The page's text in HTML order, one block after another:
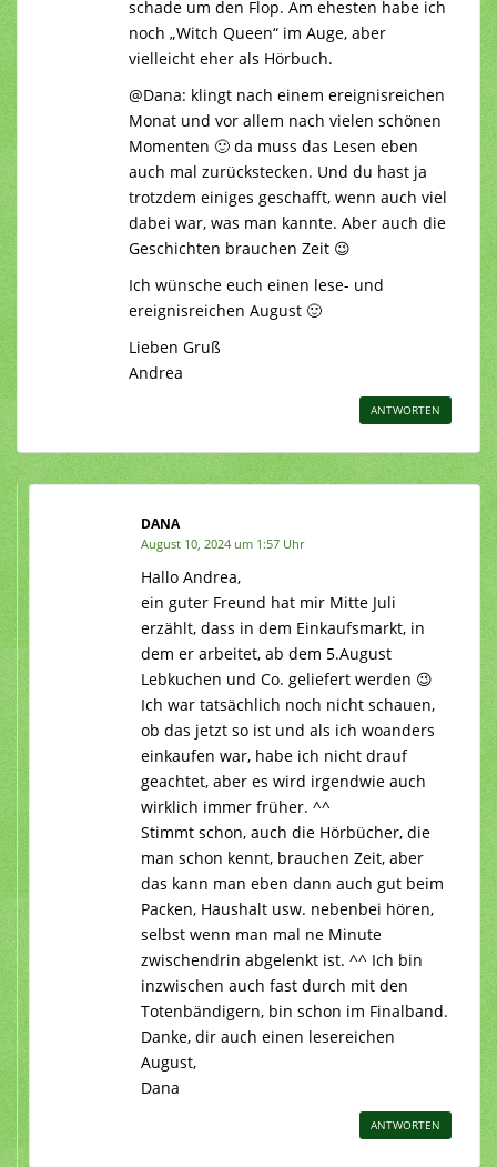
schade um den Flop. Am ehesten habe ich
noch „Witch Queen“ im Auge, aber
vielleicht eher als Hörbuch.
@Dana: klingt nach einem ereignisreichen
Monat und vor allem nach vielen schönen
Momenten 🙂 da muss das Lesen eben
auch mal zurückstecken. Und du hast ja
trotzdem einiges geschafft, wenn auch viel
dabei war, was man kannte. Aber auch die
Geschichten brauchen Zeit 😉
Ich wünsche euch einen lese- und
ereignisreichen August 🙂
Lieben Gruß
Andrea
ANTWORTEN
DANA
August 10, 2024 um 1:57 Uhr
Hallo Andrea,
ein guter Freund hat mir Mitte Juli
erzählt, dass in dem Einkaufsmarkt, in
dem er arbeitet, ab dem 5.August
Lebkuchen und Co. geliefert werden 😉
Ich war tatsächlich noch nicht schauen,
ob das jetzt so ist und als ich woanders
einkaufen war, habe ich nicht drauf
geachtet, aber es wird irgendwie auch
wirklich immer früher. ^^
Stimmt schon, auch die Hörbücher, die
man schon kennt, brauchen Zeit, aber
das kann man eben dann auch gut beim
Packen, Haushalt usw. nebenbei hören,
selbst wenn man mal ne Minute
zwischendrin abgelenkt ist. ^^ Ich bin
inzwischen auch fast durch mit den
Totenbändigern, bin schon im Finalband.
Danke, dir auch einen lesereichen
August,
Dana
ANTWORTEN